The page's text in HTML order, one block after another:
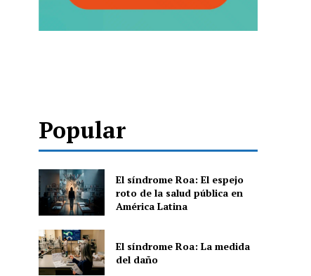
Popular
El síndrome Roa: El espejo
roto de la salud pública en
América Latina
El síndrome Roa: La medida
del daño